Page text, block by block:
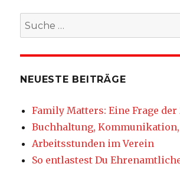
Suche
nach:
NEUESTE BEITRÄGE
Family Matters: Eine Frage der
Buchhaltung,
Arbeitsstunden im Verein
So entlastest Du